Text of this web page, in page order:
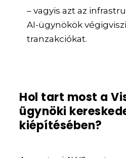
– vagyis azt az
AI-ügynökök
tranzakciókat.
Hol tart most a
ügynöki
kiépítésében?